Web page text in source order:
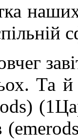
Та й